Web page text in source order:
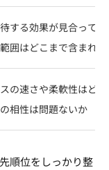
する効果が見合って
囲はどこまで含まれ
の速さや柔軟性はど
相性は問題ないか
順位をしっかり整